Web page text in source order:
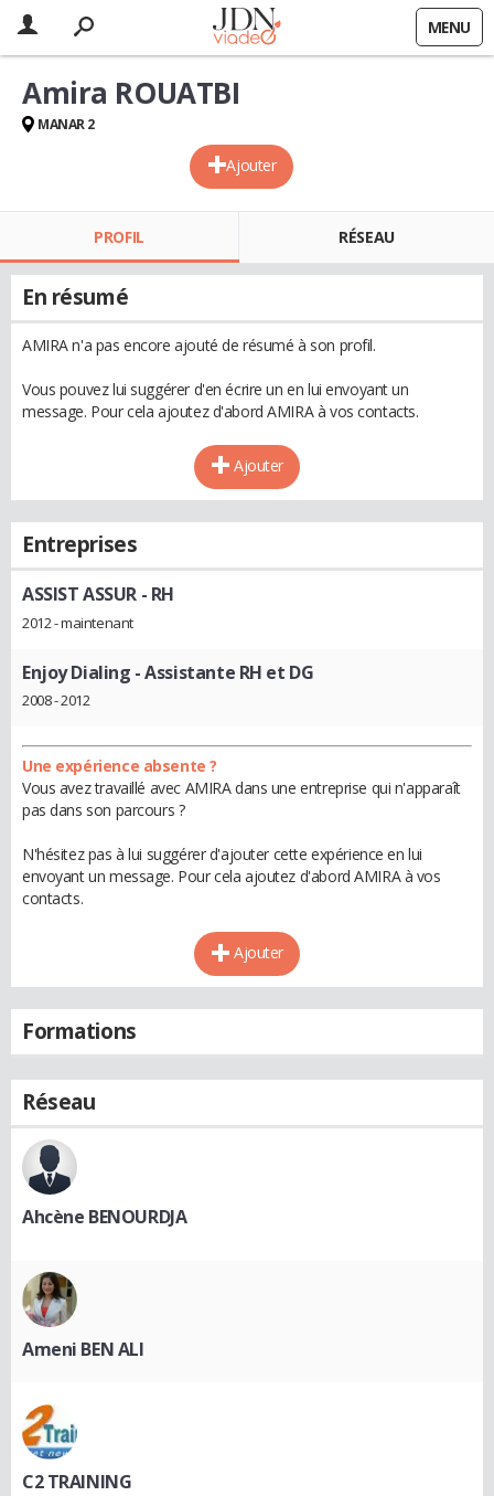
MENU
Ajouter
Amira ROUATBI
MANAR 2
PROFIL RÉSEAU
En résumé
AMIRA n'a pas encore ajouté de résumé à son profil.
Vous pouvez lui suggérer d'en écrire un en lui envoyant un
message. Pour cela ajoutez d'abord AMIRA à vos contacts.
Ajouter
Entreprises
ASSIST ASSUR- RH
2012 - maintenant
Enjoy Dialing - Assistante RH et DG
2008 - 2012
Une expérience absente ?
Vous avez travaillé avec AMIRA dans une entreprise qui n'apparaît
pas dans son parcours ?
N'hésitez pas à lui suggérer d'ajouter cette expérience en lui
envoyant un message. Pour cela ajoutez d'abord AMIRA à vos
contacts.
Ajouter
Formations
Réseau
Ahcène BENOURDJA
Ameni BEN ALI
C2 TRAINING